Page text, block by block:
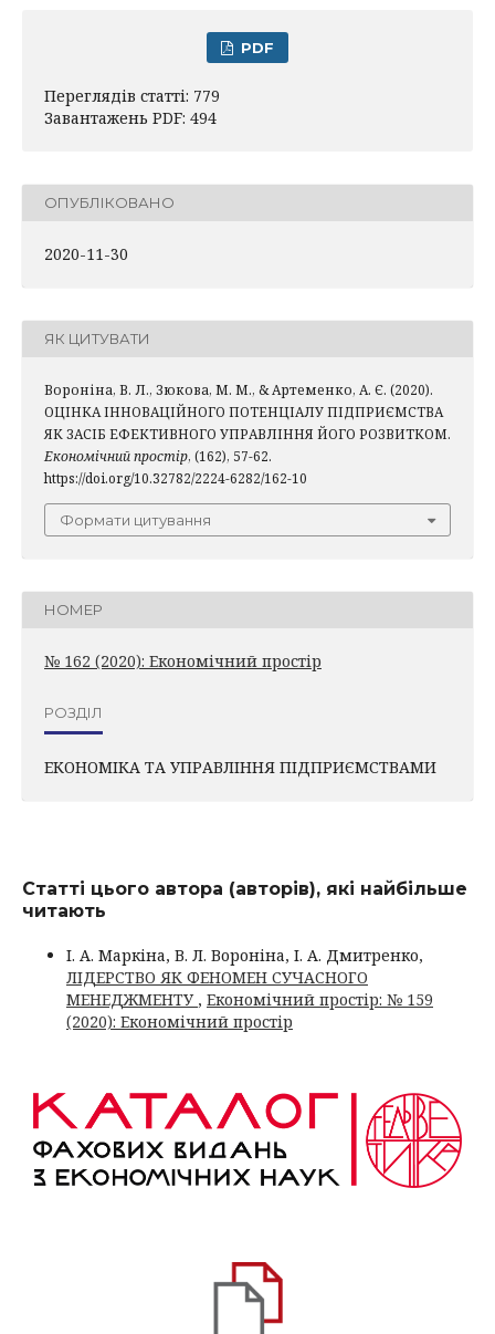
PDF
Переглядів статті: 779
Завантажень PDF: 494
ОПУБЛІКОВАНО
2020-11-30
ЯК ЦИТУВАТИ
Вороніна, В. Л., Зюкова, М. М., & Артеменко, А. Є. (2020).
ОЦІНКА ІННОВАЦІЙНОГО ПОТЕНЦІАЛУ ПІДПРИЄМСТВА
ЯК ЗАСІБ ЕФЕКТИВНОГО УПРАВЛІННЯ ЙОГО РОЗВИТКОМ.
Економічний простір, (162), 57-62.
https://doi.org/10.32782/2224-6282/162-10
Формати цитування
НОМЕР
№ 162 (2020): Економічний простір
РОЗДІЛ
ЕКОНОМІКА ТА УПРАВЛІННЯ ПІДПРИЄМСТВАМИ
Статті цього автора (авторів), які найбільше
читають
І. А. Маркіна, В. Л. Вороніна, І. А. Дмитренко,
ЛІДЕРСТВО ЯК ФЕНОМЕН СУЧАСНОГО
МЕНЕДЖМЕНТУ , Економічний простір: № 159
(2020): Економічний простір